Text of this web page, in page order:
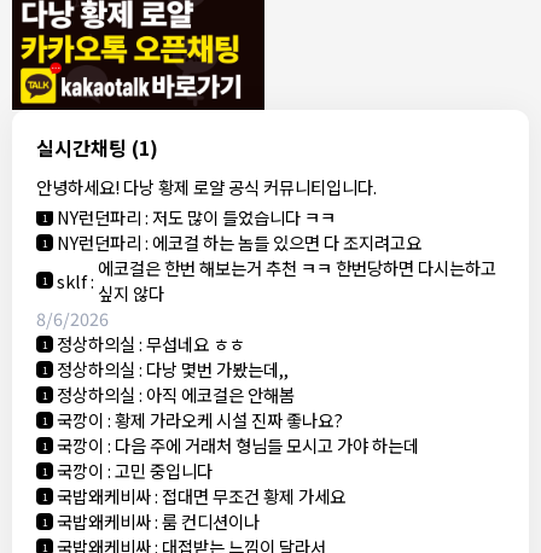
실시간채팅 (1)
안녕하세요! 다낭 황제 로얄 공식 커뮤니티입니다.
8/4/2026
1 모기한테물림:여기도 문의해보면 바로 알려줌
1 모기한테물림:정찰가보다 쌀수 없음
1 결혼안해:ㄹㅇ 팩트 ㅋㅋㅋㅋ
결혼안해:ㄹㅇ 팩트 ㅋㅋㅋㅋ
8/5/2026
NY런던파리 :다낭 에코걸 여기서 예약 가능한가요?
1 3군:에코걸 좀 조심 하는게 좋음
1 NY런던파리:저도 많이 들었습니다 ㅋㅋ
1 NY런던파리: 에코걸 하는 놈들 있으면 다 조지려고요
1 sklf: 에코걸은 한번 해보는거 추천 ㅋㅋ 한번당하면 다시는하고
싶지 않다
8/6/2026
1 정상하의실:무섭네요 ㅎㅎ
1 정상하의실: 다낭 몇번 가봤는데,,
1 정상하의실: 아직 에코걸은 안해봄
1 국깡이:황제 가라오케 시설 진짜 좋나요?
1 국깡이: 다음 주에 거래처 형님들 모시고 가야 하는데
1 국깡이:고민 중입니다
1 국밥왜케비싸: 접대면 무조건 황제 가세요
1 국밥왜케비싸:룸 컨디션이나
1 국밥왜케비싸: 대접받는 느낌이 달라서